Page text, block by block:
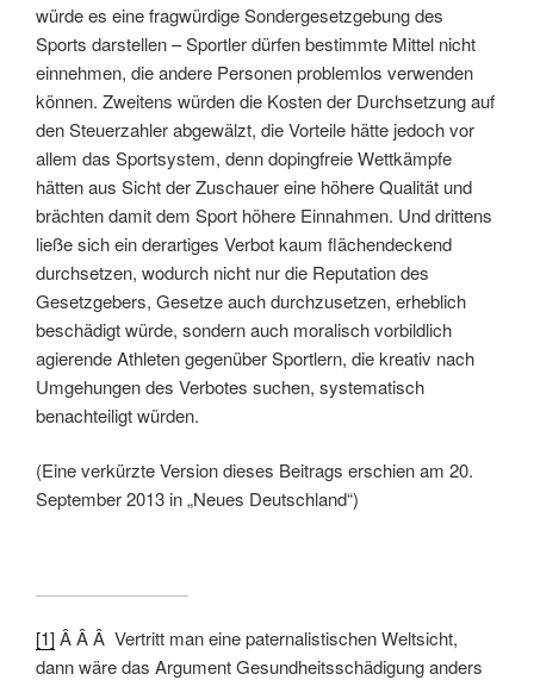
würde es eine fragwürdige Sondergesetzgebung des
Sports darstellen – Sportler dürfen bestimmte Mittel nicht
einnehmen, die andere Personen problemlos verwenden
können. Zweitens würden die Kosten der Durchsetzung auf
den Steuerzahler abgewälzt, die Vorteile hätte jedoch vor
allem das Sportsystem, denn dopingfreie Wettkämpfe
hätten aus Sicht der Zuschauer eine höhere Qualität und
brächten damit dem Sport höhere Einnahmen. Und drittens
ließe sich ein derartiges Verbot kaum flächendeckend
durchsetzen, wodurch nicht nur die Reputation des
Gesetzgebers, Gesetze auch durchzusetzen, erheblich
beschädigt würde, sondern auch moralisch vorbildlich
agierende Athleten gegenüber Sportlern, die kreativ nach
Umgehungen des Verbotes suchen, systematisch
benachteiligt würden.
(Eine verkürzte Version dieses Beitrags erschien am 20.
September 2013 in „Neues Deutschland“)
[1]Â Â Â Vertritt man eine paternalistischen Weltsicht,
dann wäre das Argument Gesundheitsschädigung anders